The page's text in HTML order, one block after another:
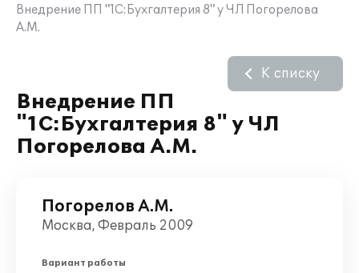
Внедрение ПП "1С:Бухгалтерия 8" у ЧЛ Погорелова
А.М.
Внедрение ПП
"1С:Бухгалтерия 8" у ЧЛ
Погорелова А.М.
К списку
Погорелов А.М.
Москва, Февраль 2009
Вариант работы